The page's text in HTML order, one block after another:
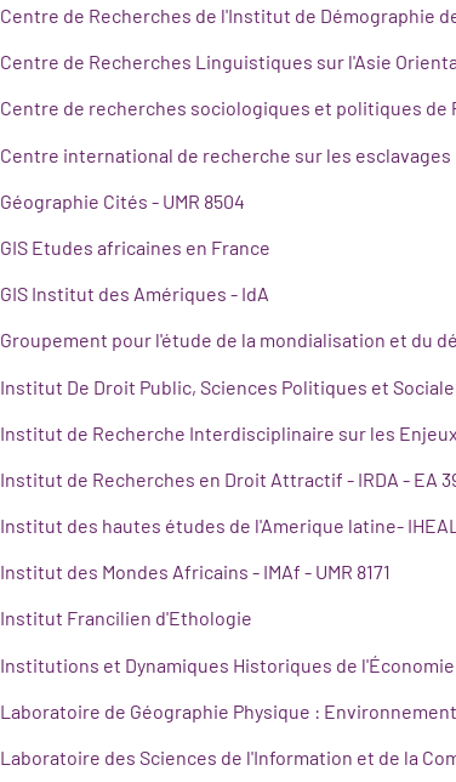
Centre de Recherches de l'Institut de Démographie
Centre de Recherches Linguistiques sur l'Asie
Centre de recherches sociologiques et politiques de
Centre international de recherche sur les esclavages
Géographie Cités - UMR 8504
GIS Etudes africaines en France
GIS Institut des Amériques - IdA
Groupement pour l'étude de la mondialisation et du
Institut De Droit Public, Sciences Politiques et Sociales
Institut de Recherche Interdisciplinaire sur les Enjeux
Institut de Recherches en Droit Attractif - IRDA - EA
Institut des hautes études de l'Amerique latine- IHEAL
Institut des Mondes Africains - IMAf - UMR 8171
Institut Francilien d'Ethologie
Institutions et Dynamiques Historiques de l'Économie
Laboratoire de Géographie Physique :
Laboratoire des Sciences de l'Information et de la